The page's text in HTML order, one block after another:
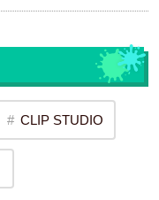
CLIP STUDIO